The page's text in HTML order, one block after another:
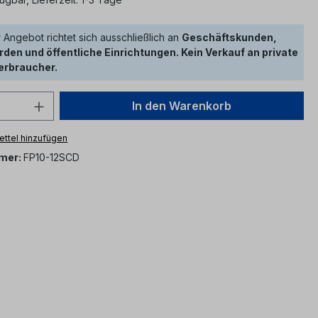
Angebot richtet sich ausschließlich an Geschäftskunden,
und öffentliche Einrichtungen. Kein Verkauf an private
Anzahl: Gib den gewünschten Wert
In den Warenkorb
hinzufügen
FP10-12SCD